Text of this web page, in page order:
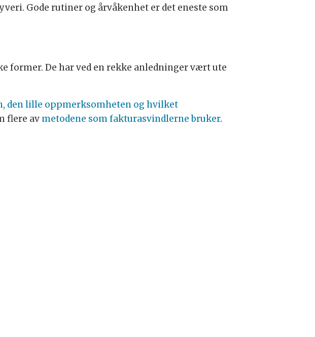
Gode rutiner og årvåkenhet er det eneste som
former. De har ved en rekke anledninger vært ute
den lille oppmerksomheten og hvilket
flere av metodene som fakturasvindlerne bruker.